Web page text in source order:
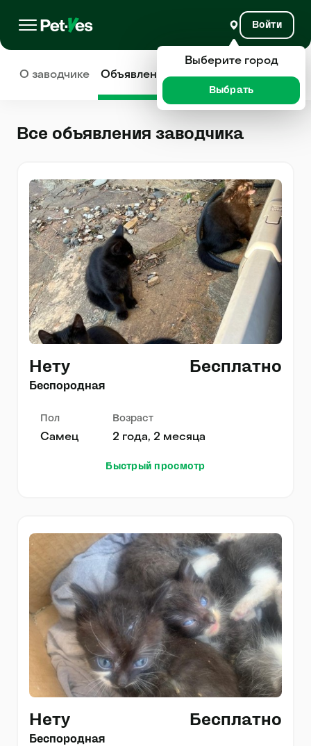
Войти
О заводчике Объявления Отзывы
Все объявления заводчика
Нету Бесплатно
Беспородная
Пол
Самец
Возраст
2 года, 2 месяца
Быстрый просмотр
Нету Бесплатно
Беспородная
Выберите город
Выбрать